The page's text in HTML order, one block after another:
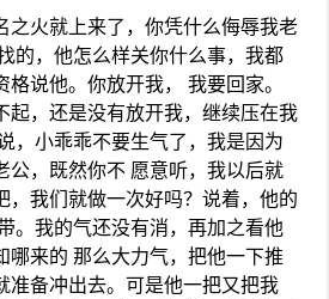
之火就上来了，你凭什么侮辱我老
的，他怎么样关你什么事，我都
说他。你放开我， 我要回家。
起，还是没有放开我，继续压在我
，小乖乖不要生气了，我是因为
公，既然你不 愿意听，我以后就
，我们就做一次好吗？说着，他的
。我的气还没有消，再加之看他
哪来的 那么大力气，把他一下推
准备冲出去。可是他一把又把我